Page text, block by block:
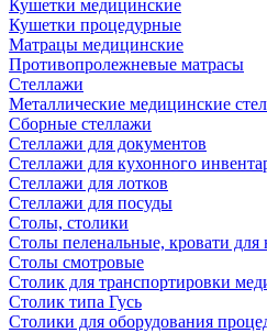
Кушетки медицинские
Кушетки процедурные
Матрацы медицинские
Противопролежневые матрасы
Стеллажи
Металлические медицинские
Сборные стеллажи
Стеллажи для документов
Стеллажи для кухонного
Стеллажи для лотков
Стеллажи для посуды
Столы, столики
Столы пеленальные, кровати
Столы смотровые
Столик для транспортировки
Столик типа Гусь
Столики для оборудования